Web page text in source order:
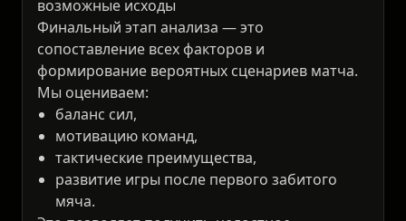
возможные исходы
Финальный этап анализа — это
сопоставление всех факторов и
формирование вероятных сценариев матча.
Мы оцениваем:
баланс сил,
мотивацию команд,
тактические преимущества,
развитие игры после первого забитого
мяча.